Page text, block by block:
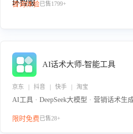
咨询体验已售1799+
AI话术大师-智能工具
京东 | 抖音 | 快手 | 淘宝
AI工具 · DeepSeek大模型 · 营销话术生
限时免费已售28+